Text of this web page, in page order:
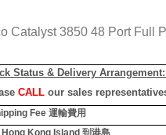
Catalyst 3850 48 Port Full
Status & Delivery Arrangement:
CALLour sales
Fee 運輸費用
Hong Kong Island 到港島